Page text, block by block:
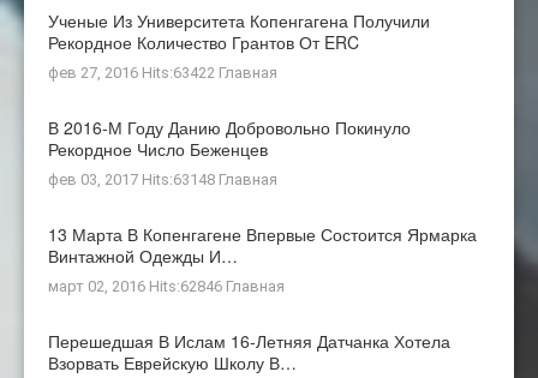
Ученые Из Университета Копенгагена Получили
Рекордное Количество Грантов От ERC
фев 27, 2016 Hits:63422 Главная
В 2016-М Году Данию Добровольно Покинуло
Рекордное Число Беженцев
фев 03, 2017 Hits:63148 Главная
13 Марта В Копенгагене Впервые Состоится Ярмарка
Винтажной Одежды И…
март 02, 2016 Hits:62846 Главная
Перешедшая В Ислам 16-Летняя Датчанка Хотела
Взорвать Еврейскую Школу В…